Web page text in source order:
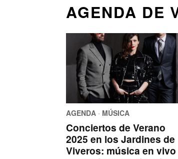
AGENDA DE
AGENDA · MÚSICA
Conciertos de Verano
2025 en los Jardines de
Viveros: música en vivo